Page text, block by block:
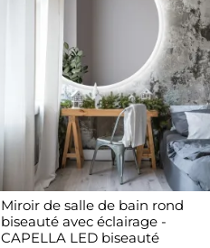
Miroir de salle de bain rond
biseauté avec éclairage -
CAPELLA LED biseauté